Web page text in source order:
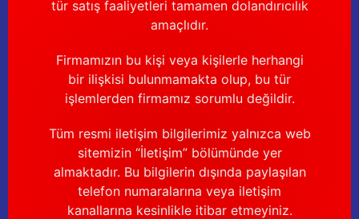
tür satış faaliyetleri tamamen dolandırıcılık
amaçlıdır.
Firmamızın bu kişi veya kişilerle herhangi
bir ilişkisi bulunmamakta olup, bu tür
işlemlerden firmamız sorumlu değildir.
Tüm resmi iletişim bilgilerimiz yalnızca web
sitemizin “İletişim” bölümünde yer
almaktadır. Bu bilgilerin dışında paylaşılan
telefon numaralarına veya iletişim
kanallarına kesinlikle itibar etmeyiniz.